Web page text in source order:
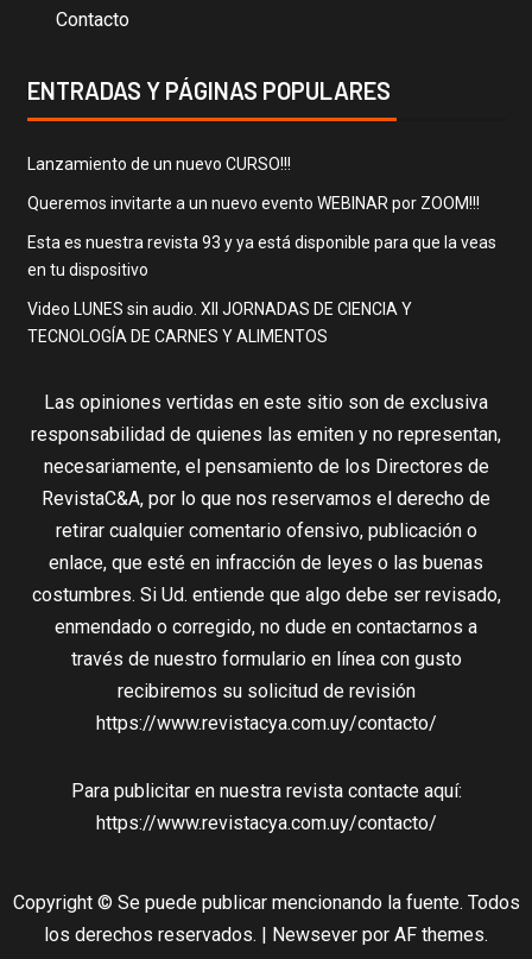
Contacto
ENTRADAS Y PÁGINAS POPULARES
Lanzamiento de un nuevo CURSO!!!
Queremos invitarte a un nuevo evento WEBINAR por ZOOM!!!
Esta es nuestra revista 93 y ya está disponible para que la veas
en tu dispositivo
Video LUNES sin audio. XII JORNADAS DE CIENCIA Y
TECNOLOGÍA DE CARNES Y ALIMENTOS
Las opiniones vertidas en este sitio son de exclusiva
responsabilidad de quienes las emiten y no representan,
necesariamente, el pensamiento de los Directores de
RevistaC&A, por lo que nos reservamos el derecho de
retirar cualquier comentario ofensivo, publicación o
enlace, que esté en infracción de leyes o las buenas
costumbres. Si Ud. entiende que algo debe ser revisado,
enmendado o corregido, no dude en contactarnos a
través de nuestro formulario en línea con gusto
recibiremos su solicitud de revisión
https://www.revistacya.com.uy/contacto/
Para publicitar en nuestra revista contacte aquí:
https://www.revistacya.com.uy/contacto/
Copyright © Se puede publicar mencionando la fuente. Todos
los derechos reservados. | Newsever por AF themes.